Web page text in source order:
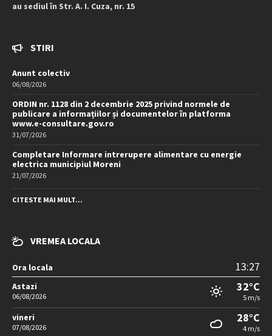
au sediul în Str. A. I. Cuza, nr. 15
STIRI
Anunt colectiv
06/08/2026
ORDIN nr. 1128 din 2 decembrie 2025 privind normele de
publicare a informațiilor și documentelor în platforma
www.e-consultare.gov.ro
31/07/2026
Completare Informare intrerupere alimentare cu energie
electrica municipiul Moreni
21/07/2026
CITESTE MAI MULT...
VREMEA LOCALA
Ora locala 13:27
Astazi
06/08/2026
32°C
5 m/s
vineri
07/08/2026
28°C
4 m/s